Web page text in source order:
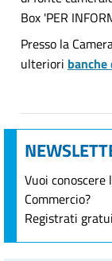
Box 'PER
Presso la
ulteriori
Vuoi
Commercio?
Registrati